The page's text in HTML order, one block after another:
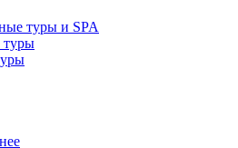
туры и SPA